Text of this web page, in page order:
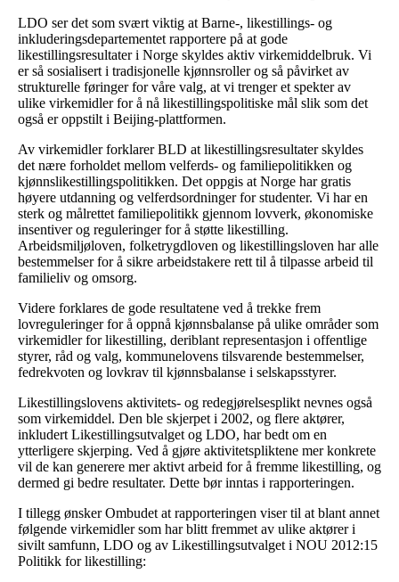
LDO ser det som svært viktig at Barne-, likestillings- og
inkluderingsdepartementet rapportere på at gode
likestillingsresultater i Norge skyldes aktiv virkemiddelbruk. Vi
er så sosialisert i tradisjonelle kjønnsroller og så påvirket av
strukturelle føringer for våre valg, at vi trenger et spekter av
ulike virkemidler for å nå likestillingspolitiske mål slik som det
også er oppstilt i Beijing-plattformen.
Av virkemidler forklarer BLD at likestillingsresultater skyldes
det nære forholdet mellom velferds- og familiepolitikken og
kjønnslikestillingspolitikken. Det oppgis at Norge har gratis
høyere utdanning og velferdsordninger for studenter. Vi har en
sterk og målrettet familiepolitikk gjennom lovverk, økonomiske
insentiver og reguleringer for å støtte likestilling.
Arbeidsmiljøloven, folketrygdloven og likestillingsloven har alle
bestemmelser for å sikre arbeidstakere rett til å tilpasse arbeid til
familieliv og omsorg.
Videre forklares de gode resultatene ved å trekke frem
lovreguleringer for å oppnå kjønnsbalanse på ulike områder som
virkemidler for likestilling, deriblant representasjon i offentlige
styrer, råd og valg, kommunelovens tilsvarende bestemmelser,
fedrekvoten og lovkrav til kjønnsbalanse i selskapsstyrer.
Likestillingslovens aktivitets- og redegjørelsesplikt nevnes også
som virkemiddel. Den ble skjerpet i 2002, og flere aktører,
inkludert Likestillingsutvalget og LDO, har bedt om en
ytterligere skjerping. Ved å gjøre aktivitetspliktene mer konkrete
vil de kan generere mer aktivt arbeid for å fremme likestilling, og
dermed gi bedre resultater. Dette bør inntas i rapporteringen.
I tillegg ønsker Ombudet at rapporteringen viser til at blant annet
følgende virkemidler som har blitt fremmet av ulike aktører i
sivilt samfunn, LDO og av Likestillingsutvalget i NOU 2012:15
Politikk for likestilling: